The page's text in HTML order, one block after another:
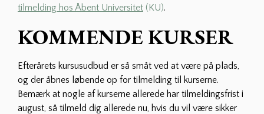
tilmelding hos Åbent Universitet (KU).
KOMMENDE KURSER
Efterårets kursusudbud er så småt ved at være på plads,
og der åbnes løbende op for tilmelding til kurserne.
Bemærk at nogle af kurserne allerede har tilmeldingsfrist i
august, så tilmeld dig allerede nu, hvis du vil være sikker